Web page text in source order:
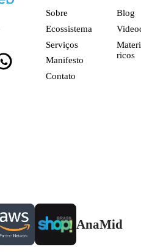
Sobre
Ecossistema
Serviços
Manifesto
Contato
Blog
ricos
AnaMid